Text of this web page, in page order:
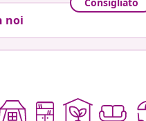
Consigliato
noi